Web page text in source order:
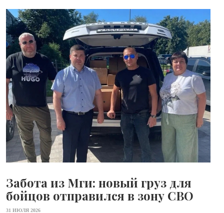
Забота из Мги: новый груз для
бойцов отправился в зону СВО
31 ИЮЛЯ 2026